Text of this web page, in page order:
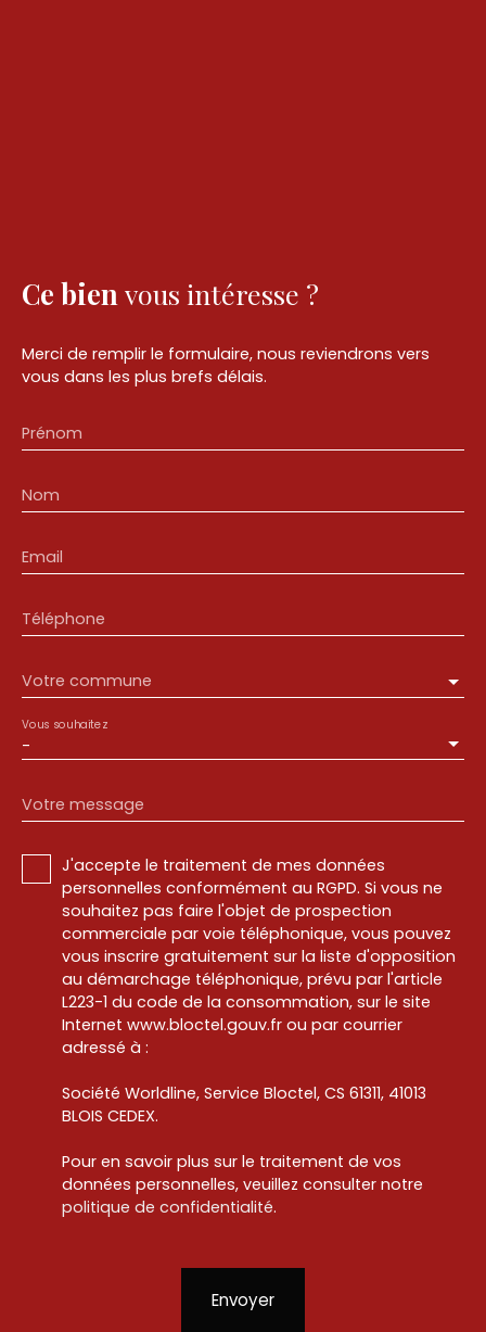
Ce bien vous intéresse ?
Merci de remplir le formulaire, nous reviendrons vers
vous dans les plus brefs délais.
Prénom
Nom
Email
Téléphone
Votre commune
-
Vous souhaitez
Votre message
J'accepte le traitement de mes données
personnelles conformément au RGPD. Si vous ne
souhaitez pas faire l'objet de prospection
commerciale par voie téléphonique, vous pouvez
vous inscrire gratuitement sur la liste d'opposition
au démarchage téléphonique, prévu par l'article
L223-1 du code de la consommation, sur le site
Internet www.bloctel.gouv.fr ou par courrier
adressé à :
Société Worldline, Service Bloctel, CS 61311, 41013
BLOIS CEDEX.
Pour en savoir plus sur le traitement de vos
données personnelles, veuillez consulter notre
politique de confidentialité.
Envoyer